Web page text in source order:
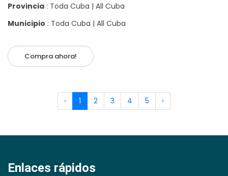
Provincia : Toda Cuba | All Cuba
Municipio : Toda Cuba | All Cuba
Compra ahora!
‹ 1 2 3 4 5 ›
Enlaces rápidos